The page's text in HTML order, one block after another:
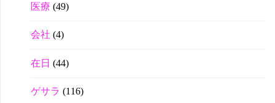
医療 (49)
会社 (4)
在日 (44)
ゲサラ (116)